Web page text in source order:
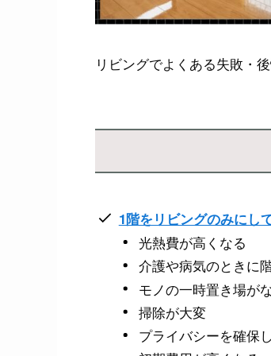
リビングでよくある失敗・
1階をリビングのみにし
光熱費が高くなる
介護や病気のときに
モノの一時置き場が
掃除が大変
プライバシーを確保